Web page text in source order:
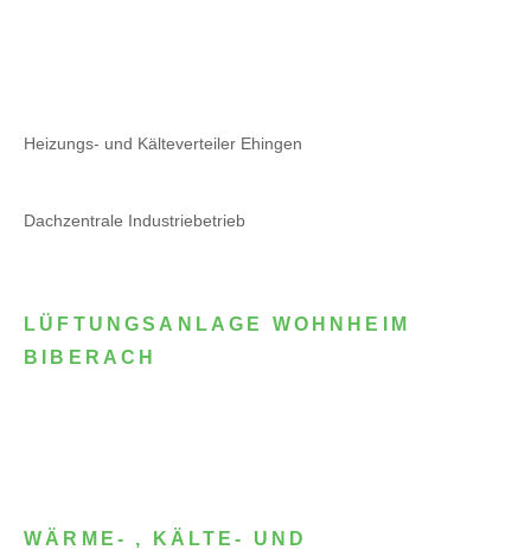
Heizungs- und Kälteverteiler Ehingen
Dachzentrale Industriebetrieb
LÜFTUNGSANLAGE WOHNHEIM
BIBERACH
WÄRME- , KÄLTE- UND